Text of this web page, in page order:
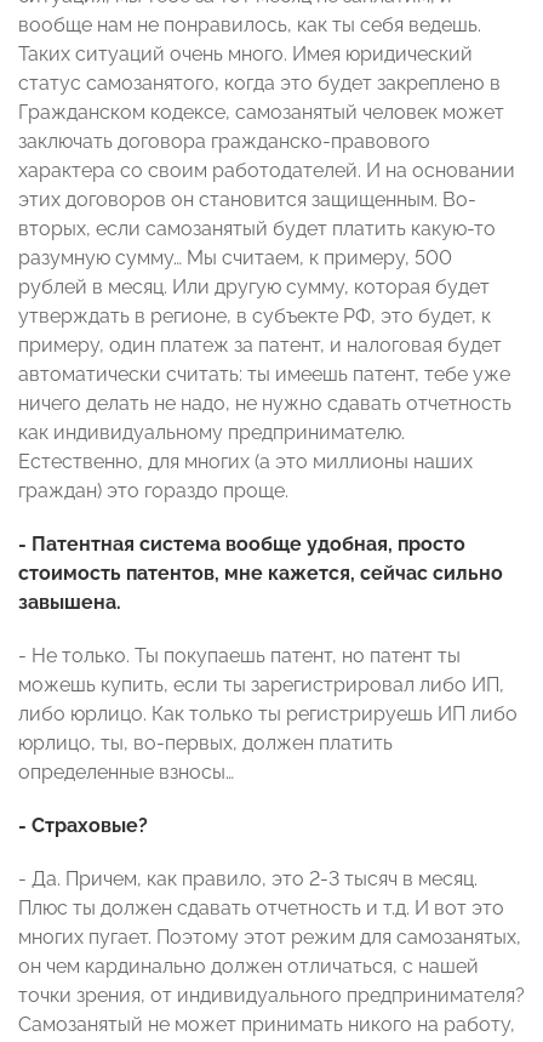
вообще нам не понравилось, как ты себя ведешь.
Таких ситуаций очень много. Имея юридический
статус самозанятого, когда это будет закреплено в
Гражданском кодексе, самозанятый человек может
заключать договора гражданско-правового
характера со своим работодателей. И на основании
этих договоров он становится защищенным. Во-
вторых, если самозанятый будет платить какую-то
разумную сумму… Мы считаем, к примеру, 500
рублей в месяц. Или другую сумму, которая будет
утверждать в регионе, в субъекте РФ, это будет, к
примеру, один платеж за патент, и налоговая будет
автоматически считать: ты имеешь патент, тебе уже
ничего делать не надо, не нужно сдавать отчетность
как индивидуальному предпринимателю.
Естественно, для многих (а это миллионы наших
граждан) это гораздо проще.
- Патентная система вообще удобная, просто
стоимость патентов, мне кажется, сейчас сильно
завышена.
- Не только. Ты покупаешь патент, но патент ты
можешь купить, если ты зарегистрировал либо ИП,
либо юрлицо. Как только ты регистрируешь ИП либо
юрлицо, ты, во-первых, должен платить
определенные взносы…
- Страховые?
- Да. Причем, как правило, это 2-3 тысяч в месяц.
Плюс ты должен сдавать отчетность и т.д. И вот это
многих пугает. Поэтому этот режим для самозанятых,
он чем кардинально должен отличаться, с нашей
точки зрения, от индивидуального предпринимателя?
Самозанятый не может принимать никого на работу,